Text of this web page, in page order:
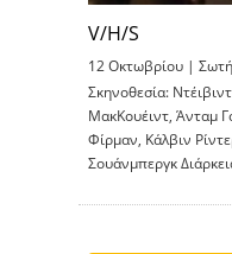
V/H/S
12 Οκτωβρίου |
Σκηνοθεσία:
ΜακΚουέιντ, Άνταμ
Φίρμαν, Κάλβιν
Σουάνμπεργκ